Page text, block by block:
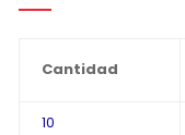
Cantidad
10